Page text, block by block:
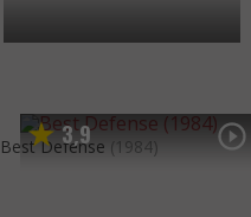
3,9
Best Defense (1984)